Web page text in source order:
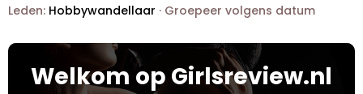
Leden: Hobbywandellaar Groepeer volgens datum
Welkom op Girlsreview.nl